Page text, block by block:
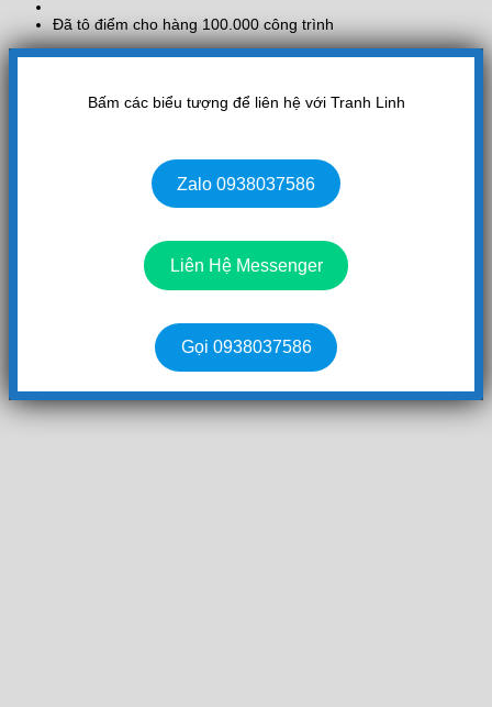
Đã tô điểm cho hàng 100.000 công trình
Bấm các biểu tượng để liên hệ với Tranh Linh
Zalo 0938037586
Liên Hệ Messenger
Gọi 0938037586